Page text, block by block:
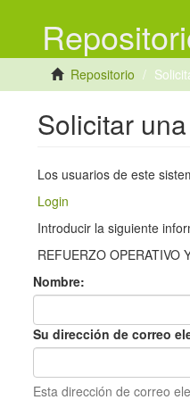
Repositorio
Solicitar
Los usuarios de este
Login
Introducir la siguiente
REFUERZO OPERATIVO
Nombre:
Su dirección de correo
Esta dirección de correo